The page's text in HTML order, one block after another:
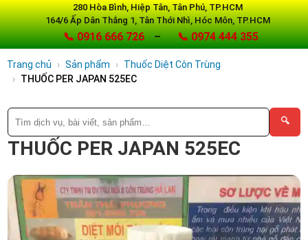
280 Hòa Bình, Hiệp Tân, Tân Phú, TP.HCM
164/6 Ấp Dân Thắng 1, Tân Thới Nhì, Hóc Môn, TP.HCM
📞 0916 666 726 – 📞 0974 444 355
Trang chủ Sản phẩm
Thuốc Diệt Côn Trùng
THUỐC PER JAPAN 525EC
🔍
THUỐC PER JAPAN 525EC